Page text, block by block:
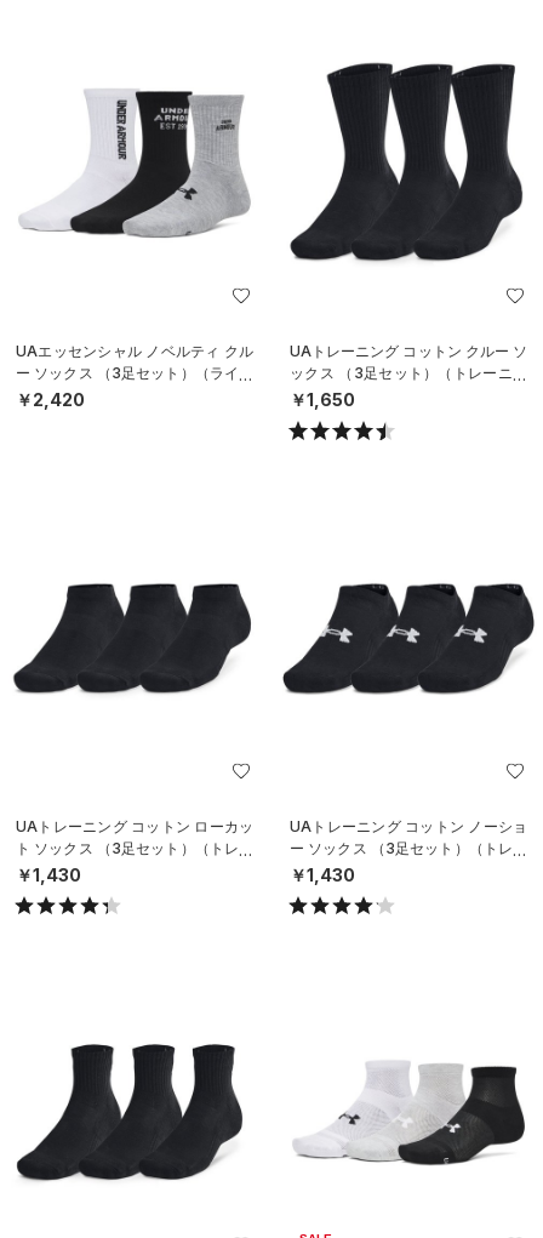
UAエッセンシャル ノベルティ クル
ー ソックス （3足セット）（ライフ
スタイル/WOMEN）
￥2,420
UAトレーニング コットン クルー ソ
ックス （3足セット）（トレーニン
グ/UNISEX）
￥1,650
UAトレーニング コットン ローカッ
ト ソックス （3足セット）（トレー
ニング/UNISEX）
￥1,430
UAトレーニング コットン ノーショ
ー ソックス （3足セット）（トレー
ニング/UNISEX）
￥1,430